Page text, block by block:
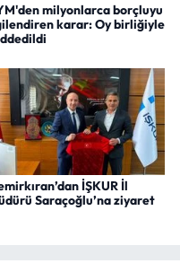
milyonlarca borçluyu
karar: Oy birliğiyle
İŞKUR İl
Saraçoğlu’na ziyaret